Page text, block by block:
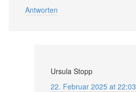
Antworten
Ursula Stopp
22. Februar 2025 at 22:03